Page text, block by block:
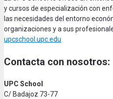
y cursos de especialización con
las necesidades del entorno
organizaciones y a sus
upcschool.upc.edu
Contacta con nosotros:
UPC School
C/ Badajoz 73-77